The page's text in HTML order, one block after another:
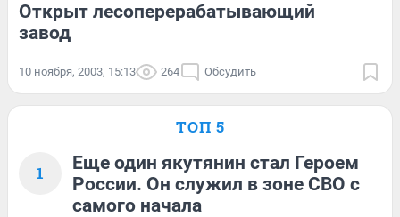
Открыт лесоперерабатывающий
завод
10 ноября, 2003, 15:13 264 Обсудить
ТОП 5
1
Еще один якутянин стал Героем
России. Он служил в зоне СВО с
самого начала